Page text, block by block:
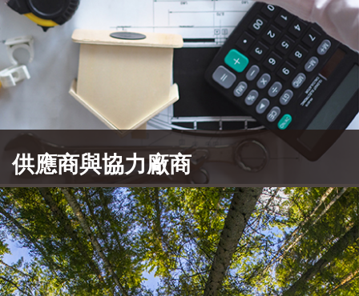
供應商與協力廠商
中鼎集團的供應商或協力廠商，於勞工人權、安全
衛生、環境保護及企業道德上皆與中鼎集團採取相
同的準則。